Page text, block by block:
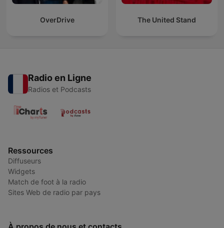
OverDrive The United Stand
Radio en Ligne
Radios et Podcasts
Ressources
Diffuseurs
Widgets
Match de foot à la radio
Sites Web de radio par pays